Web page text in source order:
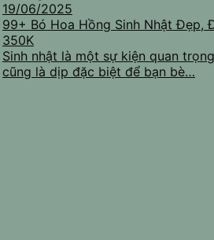
19/06/2025
99+ Bó Hoa Hồng Sinh Nhật Đẹp,
350K
Sinh nhật là một sự kiện quan
cũng là dịp đặc biệt để bạn bè…